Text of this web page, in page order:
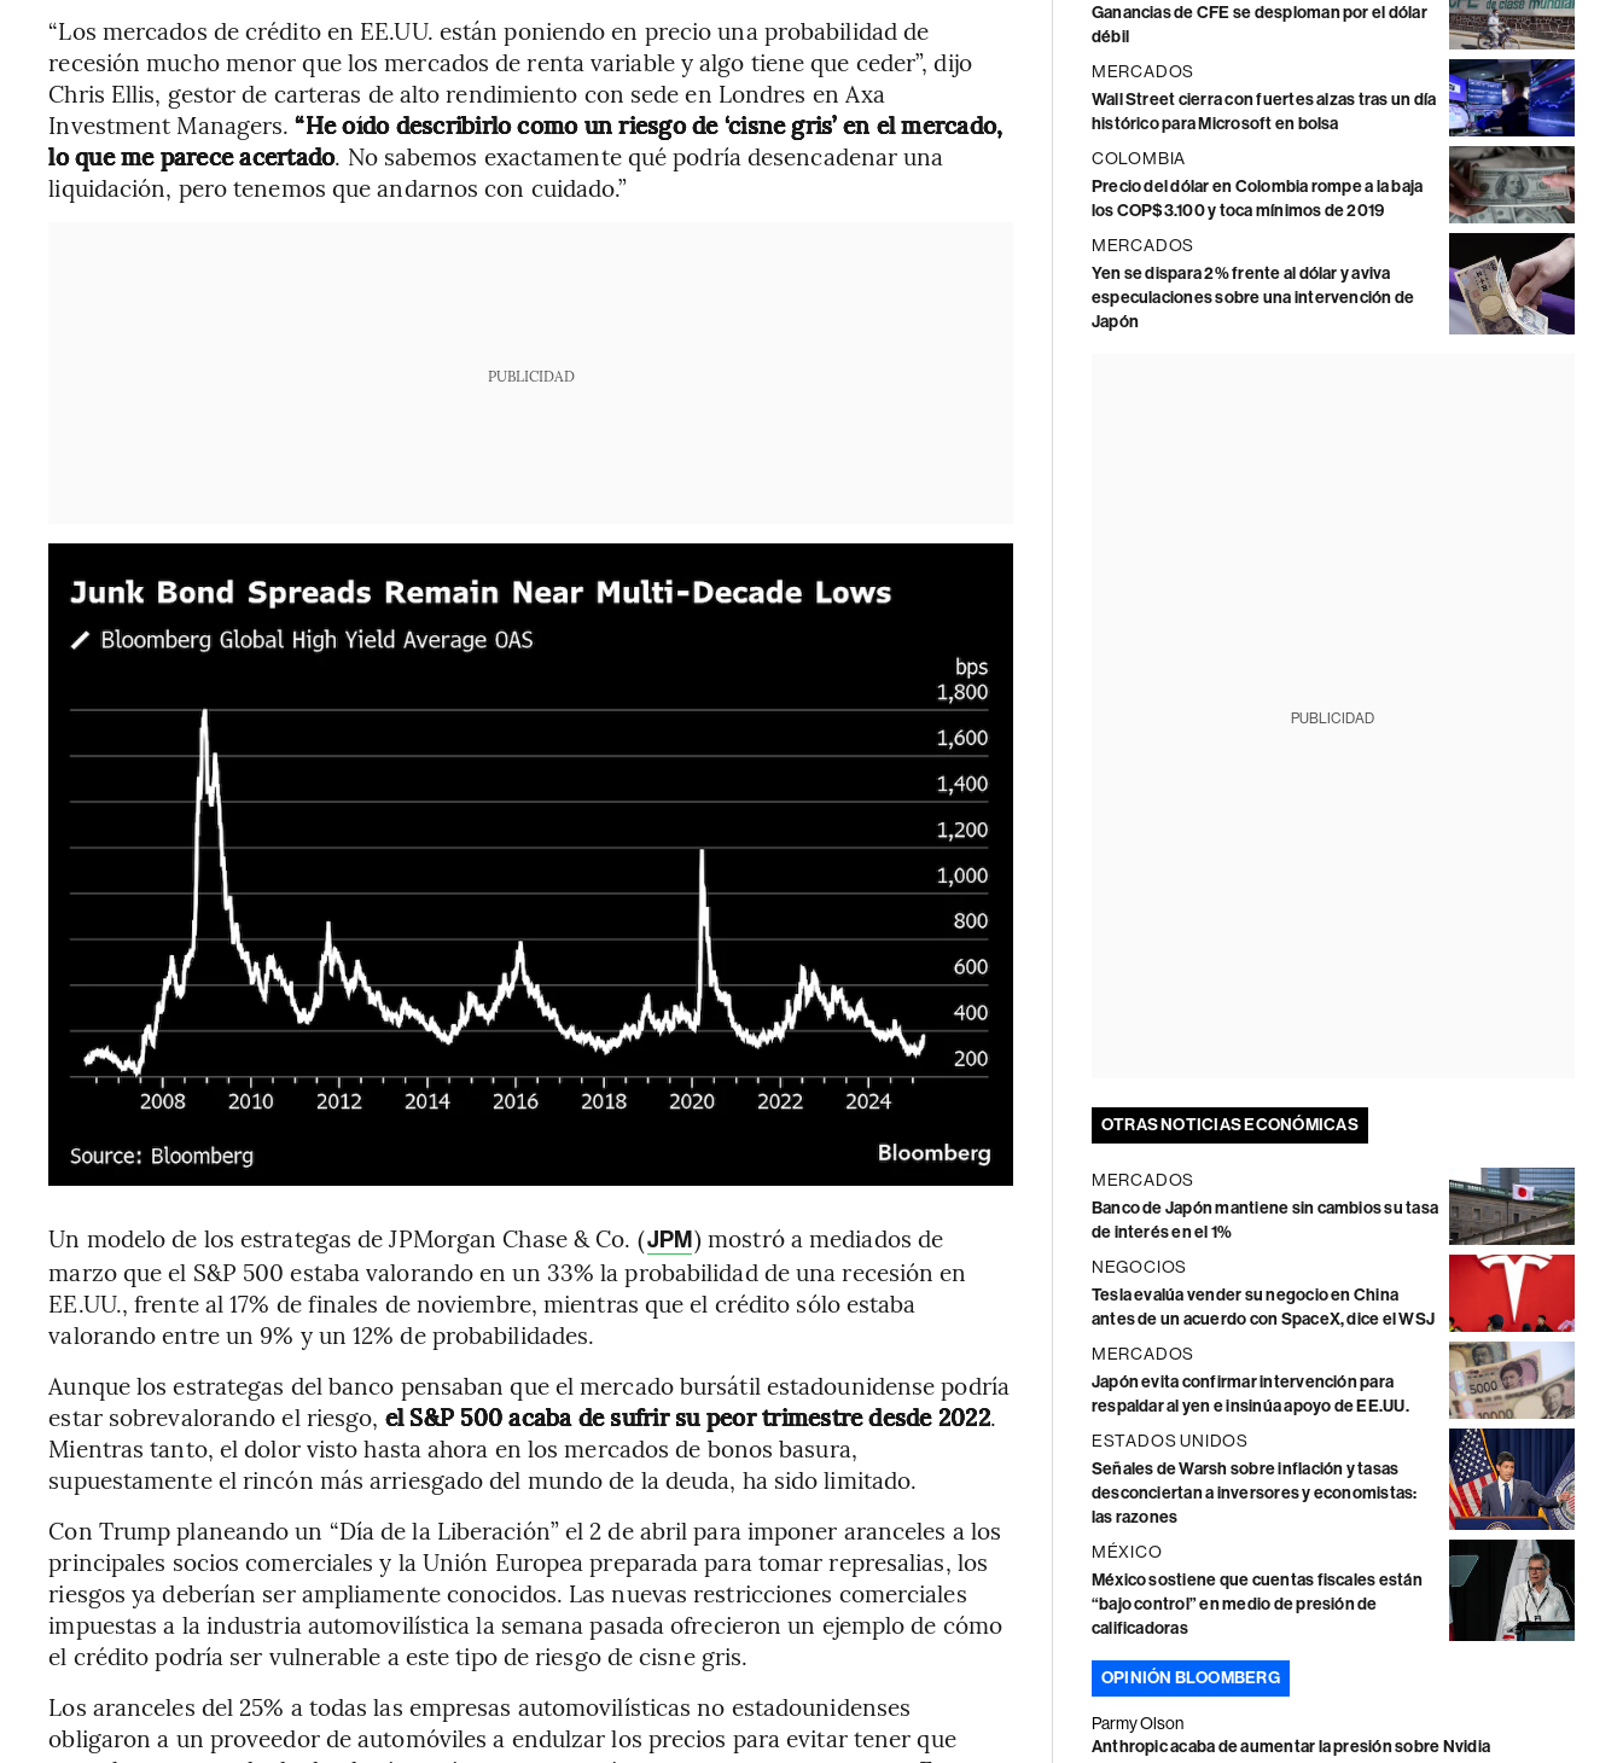
“Los mercados de crédito en EE.UU. están poniendo en precio una probabilidad de
recesión mucho menor que los mercados de renta variable y algo tiene que ceder”, dijo
Chris Ellis, gestor de carteras de alto rendimiento con sede en Londres en Axa
Investment Managers.“He oído describirlo como un riesgo de ‘cisne gris’ en el mercado,
lo que me parece acertado. No sabemos exactamente qué podría desencadenar una
liquidación, pero tenemos que andarnos con cuidado.”
PUBLICIDAD
Un modelo de los estrategas de JPMorgan Chase & Co. (JPM) mostró a mediados de
marzo que el S&P 500 estaba valorando en un 33% la probabilidad de una recesión en
EE.UU., frente al 17% de finales de noviembre, mientras que el crédito sólo estaba
valorando entre un 9% y un 12% de probabilidades.
Aunque los estrategas del banco pensaban que el mercado bursátil estadounidense podría
estar sobrevalorando el riesgo, el S&P 500 acaba de sufrir su peor trimestre desde 2022.
Mientras tanto, el dolor visto hasta ahora en los mercados de bonos basura,
supuestamente el rincón más arriesgado del mundo de la deuda, ha sido limitado.
Con Trump planeando un “Día de la Liberación” el 2 de abril para imponer aranceles a los
principales socios comerciales y la Unión Europea preparada para tomar represalias, los
riesgos ya deberían ser ampliamente conocidos. Las nuevas restricciones comerciales
impuestas a la industria automovilística la semana pasada ofrecieron un ejemplo de cómo
el crédito podría ser vulnerable a este tipo de riesgo de cisne gris.
Los aranceles del 25% a todas las empresas automovilísticas no estadounidenses
obligaron a un proveedor de automóviles a endulzar los precios para evitar tener que
Ganancias de CFE se desploman por el dólar
débil
MERCADOS
Wall Street cierra con fuertes alzas tras un día
histórico para Microsoft en bolsa
COLOMBIA
Precio del dólar en Colombia rompe a la baja
los COP$3.100 y toca mínimos de 2019
MERCADOS
Yen se dispara 2% frente al dólar y aviva
especulaciones sobre una intervención de
Japón
PUBLICIDAD
OTRAS NOTICIAS ECONÓMICAS
MERCADOS
Banco de Japón mantiene sin cambios su tasa
de interés en el 1%
NEGOCIOS
Tesla evalúa vender su negocio en China
antes de un acuerdo con SpaceX, dice el WSJ
MERCADOS
Japón evita confirmar intervención para
respaldar al yen e insinúa apoyo de EE.UU.
ESTADOS UNIDOS
Señales de Warsh sobre inflación y tasas
desconciertan a inversores y economistas:
las razones
MÉXICO
México sostiene que cuentas fiscales están
“bajo control” en medio de presión de
calificadoras
OPINIÓN BLOOMBERG
Parmy Olson
Anthropic acaba de aumentar la presión sobre Nvidia